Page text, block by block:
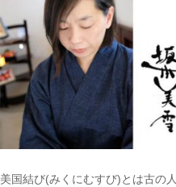
美国結び(みくにむすび)とは古の